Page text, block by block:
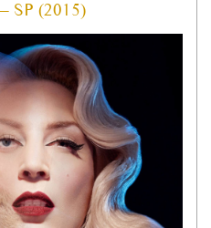
SP (2015)